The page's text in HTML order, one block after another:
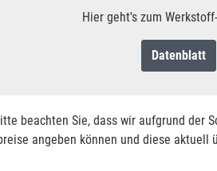
Hier geht's zum
Datenblatt
beachten Sie, dass wir aufgrund der
angeben können und diese aktuell